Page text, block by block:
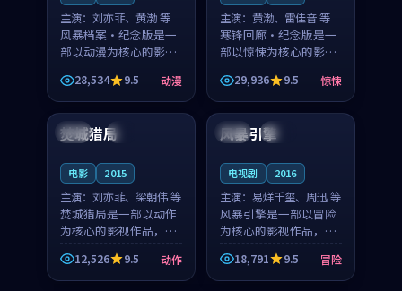
主演： 刘亦菲、黄渤 等
风暴档案·纪念版是一
部以动漫为核心的影视
作品，围绕危机、反转
与人物成长展开，整体
节奏紧凑，值得推荐观
看。
28,534 9.5 动漫
主演： 黄渤、雷佳音 等
寒锋回廊·纪念版是一
部以惊悚为核心的影视
作品，围绕危机、反转
与人物成长展开，整体
节奏紧凑，值得推荐观
看。
29,936 9.5 惊悚
英国 4K
焚城猎局
电影 2015
主演： 刘亦菲、梁朝伟 等
焚城猎局是一部以动作
为核心的影视作品，围
绕危机、反转与人物成
长展开，整体节奏紧
凑，值得推荐观看。
12,526 9.5 动作
韩国 热播
风暴引擎
电视剧 2016
主演： 易烊千玺、周迅 等
风暴引擎是一部以冒险
为核心的影视作品，围
绕危机、反转与人物成
长展开，整体节奏紧
凑，值得推荐观看。
18,791 9.5 冒险